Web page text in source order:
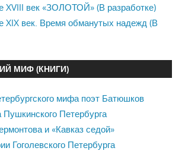
XVIII век «ЗОЛОТОЙ» (В разработке)
XIX век. Время обманутых надежд (В
МИФ (КНИГИ)
мифа поэт Батюшков
Пушкинского Петербурга
и «Кавказ седой»
Гоголевского Петербурга